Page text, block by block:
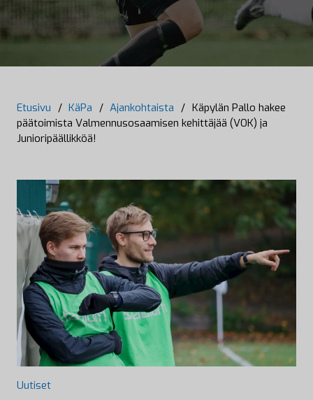
Etusivu / KäPa / Ajankohtaista / Käpylän Pallo hakee
päätoimista Valmennusosaamisen kehittäjää (VOK) ja
Junioripäällikköä!
Uutiset